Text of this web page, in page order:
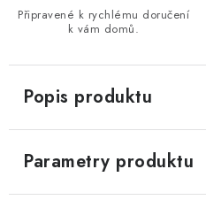
Připravené k rychlému doručení
k vám domů.
Popis produktu
Parametry produktu